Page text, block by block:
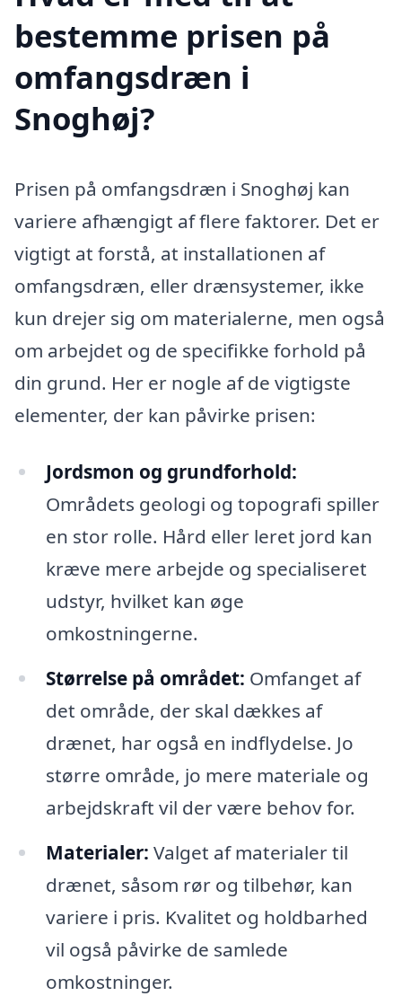
bestemme prisen på
omfangsdræn i
Snoghøj?
Prisen på omfangsdræn i Snoghøj kan
variere afhængigt af flere faktorer. Det er
vigtigt at forstå, at installationen af
omfangsdræn, eller drænsystemer, ikke
kun drejer sig om materialerne, men også
om arbejdet og de specifikke forhold på
din grund. Her er nogle af de vigtigste
elementer, der kan påvirke prisen:
Jordsmon og grundforhold:
Områdets geologi og topografi spiller
en stor rolle. Hård eller leret jord kan
kræve mere arbejde og specialiseret
udstyr, hvilket kan øge
omkostningerne.
Størrelse på området: Omfanget af
det område, der skal dækkes af
drænet, har også en indflydelse. Jo
større område, jo mere materiale og
arbejdskraft vil der være behov for.
Materialer: Valget af materialer til
drænet, såsom rør og tilbehør, kan
variere i pris. Kvalitet og holdbarhed
vil også påvirke de samlede
omkostninger.